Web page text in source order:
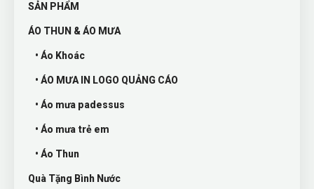
SẢN PHẨM
ÁO THUN & ÁO MƯA
• Áo Khoác
• ÁO MƯA IN LOGO QUẢNG CÁO
• Áo mưa padessus
• Áo mưa trẻ em
• Áo Thun
Quà Tặng Bình Nước